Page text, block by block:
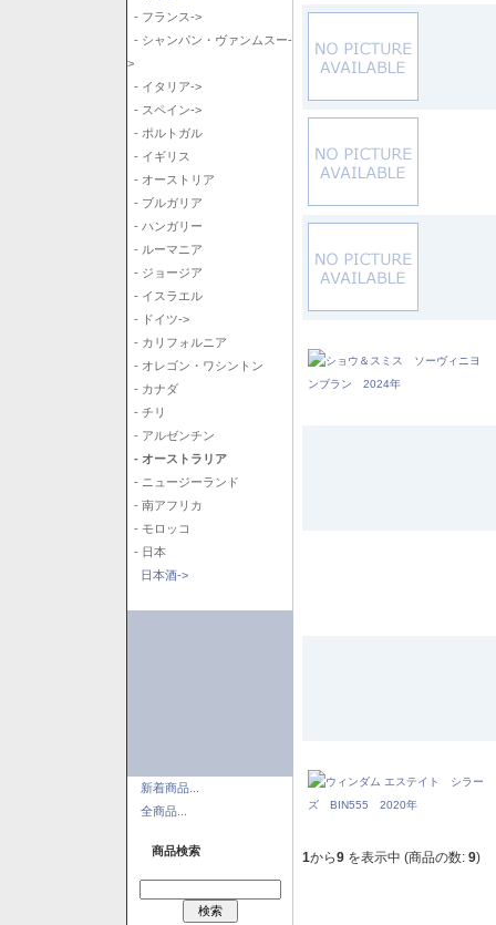
- フランス->
- シャンパン・ヴァンムスー-
>
- イタリア->
- スペイン->
- ポルトガル
- イギリス
- オーストリア
- ブルガリア
- ハンガリー
- ルーマニア
- ジョージア
- イスラエル
- ドイツ->
- カリフォルニア
- オレゴン・ワシントン
- カナダ
- チリ
- アルゼンチン
- オーストラリア
- ニュージーランド
- 南アフリカ
- モロッコ
- 日本
日本酒->
新着商品...
全商品...
商品検索 1から9 を表示中 (商品の数: 9)